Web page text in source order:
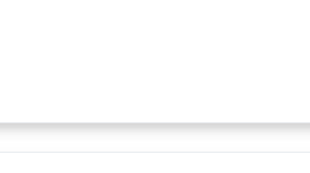
über Getty Images